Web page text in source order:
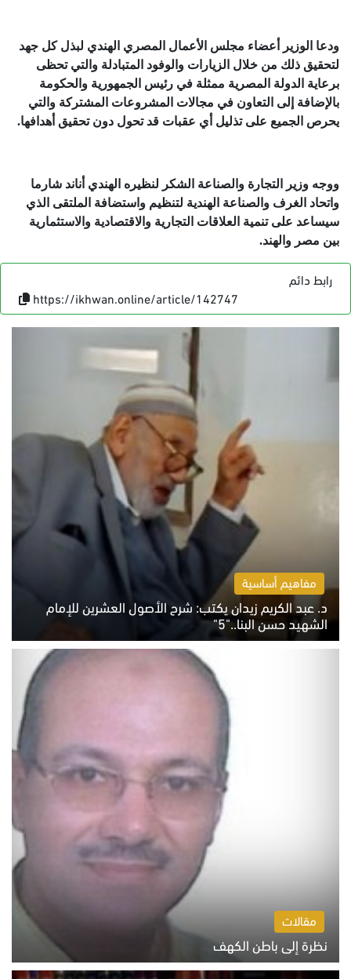
ودعا الوزير أعضاء مجلس الأعمال المصري الهندي لبذل كل جهد
لتحقيق ذلك من خلال الزيارات والوفود المتبادلة والتي تحظى
برعاية الدولة المصرية ممثلة في رئيس الجمهورية والحكومة
بالإضافة إلى التعاون في مجالات المشروعات المشتركة والتي
يحرص الجميع على تذليل أي عقبات قد تحول دون تحقيق أهدافها.
ووجه وزير التجارة والصناعة الشكر لنظيره الهندي أناند شارما
واتحاد الغرف والصناعة الهندية لتنظيم واستضافة الملتقى الذي
سيساعد على تنمية العلاقات التجارية والاقتصادية والاستثمارية
بين مصر والهند.
رابط دائم
https://ikhwan.online/article/142747
مفاهيم أساسية
د. عبد الكريم زيدان يكتب: شرح الأصول العشرين للإمام
الشهيد حسن البنا.."5"
السبت 8 أغسطس 2026 10:46 ص
مقالات
نظرة إلى باطن الكهف
السبت 8 أغسطس 2026 11:04 ص